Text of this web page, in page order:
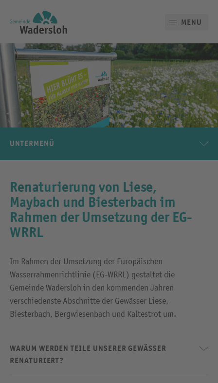
MENU
UNTERMENÜ
Renaturierung von Liese,
Maybach und Biesterbach im
Rahmen der Umsetzung der EG-
WRRL
Im Rahmen der Umsetzung der Europäischen
Wasserrahmenrichtlinie (EG-WRRL) gestaltet die
Gemeinde Wadersloh in den kommenden Jahren
verschiedenste Abschnitte der Gewässer Liese,
Biesterbach, Bergwiesenbach und Kaltestrot um.
WARUM WERDEN TEILE UNSERER GEWÄSSER
RENATURIERT?